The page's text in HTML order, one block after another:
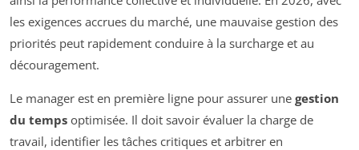
les exigences accrues du marché, une mauvaise gestion des
priorités peut rapidement conduire à la surcharge et au
découragement.
Le manager est en première ligne pour assurer une gestion
du temps optimisée. Il doit savoir évaluer la charge de
travail, identifier les tâches critiques et arbitrer en